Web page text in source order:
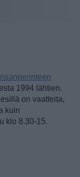
1994 lähtien.
on vaatteita,
kuin
klo 8.30-15.